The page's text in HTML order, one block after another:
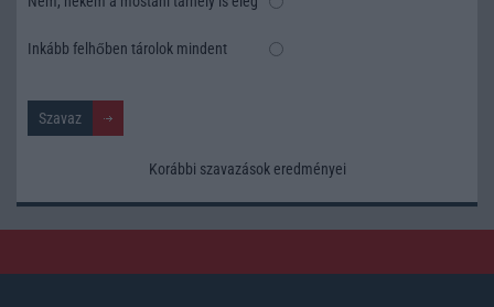
Inkább felhőben tárolok mindent
Korábbi szavazások eredményei